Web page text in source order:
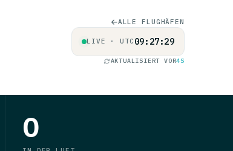
ALLE FLUGHÄFEN
LIVE · UTC 09:27:29
AKTUALISIERT VOR4S
0